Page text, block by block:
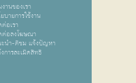
านของเรา
บายการใช้งาน
อเรา
อลงโฆษณา
ะนำ-ติชม แจ้งปัญหา
การละเมิดสิทธิ